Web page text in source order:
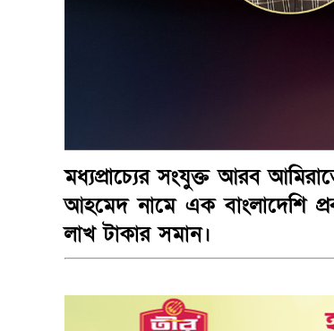
মধ্যপ্রাচ্যের সংযুক্ত আরব
আহমেদ নামে এক বাংলাদেশি
লাখ টাকার সমান।